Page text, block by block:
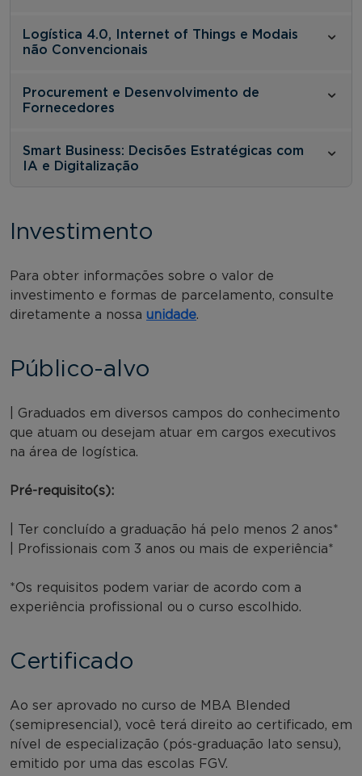
Logística 4.0, Internet of Things e Modais
não Convencionais
Procurement e Desenvolvimento de
Fornecedores
Smart Business: Decisões Estratégicas com
IA e Digitalização
Investimento
Para obter informações sobre o valor de
investimento e formas de parcelamento, consulte
diretamente a nossa unidade.
Público-alvo
| Graduados em diversos campos do conhecimento
que atuam ou desejam atuar em cargos executivos
na área de logística.
Pré-requisito(s):
| Ter concluído a graduação há pelo menos 2 anos*
| Profissionais com 3 anos ou mais de experiência*
*Os requisitos podem variar de acordo com a
experiência profissional ou o curso escolhido.
Certificado
Ao ser aprovado no curso de MBA Blended
(semipresencial), você terá direito ao certificado, em
nível de especialização (pós-graduação lato sensu),
emitido por uma das escolas FGV.